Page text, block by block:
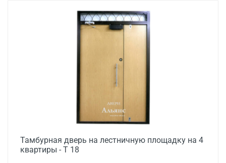
Тамбурная дверь на лестничную площадку на 4
квартиры - Т 18